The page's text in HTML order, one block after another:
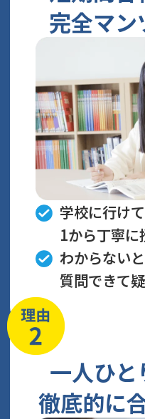
完全マ
学校に行け
1から丁寧
わからない
質問できて
一人ひ
徹底的に